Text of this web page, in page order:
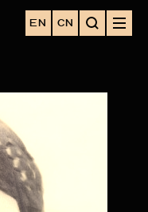
EN CN